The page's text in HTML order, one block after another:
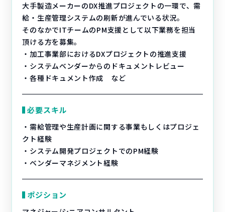
大手製造メーカーのDX推進プロジェクトの一環で、需
給・生産管理システムの刷新が進んでいる状況。
そのなかでITチームのPM支援として以下業務を担当
頂ける方を募集。
・加工事業部におけるDXプロジェクトの推進支援
・システムベンダーからのドキュメントレビュー
・各種ドキュメント作成 など
必要スキル
・需給管理や生産計画に関する事業もしくはプロジェ
クト経験
・システム開発プロジェクトでのPM経験
・ベンダーマネジメント経験
ポジション